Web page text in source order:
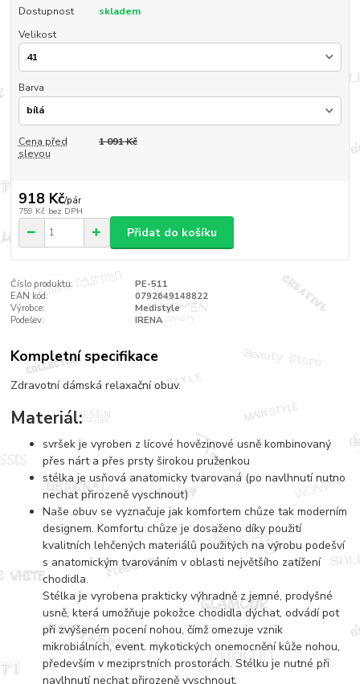
Dostupnost
skladem
Velikost
Barva
Cena před
slevou
1 091 Kč
918 Kč/pár
759 Kč bez DPH
Přidat do košíku
Číslo produktu:
PE-511
EAN kód:
0792649148822
Výrobce:
Medistyle
Podešev:
IRENA
Kompletní specifikace
Zdravotní dámská relaxační obuv.
Materiál:
svršek je vyroben z lícové hovězinové usně kombinovaný
přes nárt a přes prsty širokou pruženkou
stélka je usňová anatomicky tvarovaná (po navlhnutí nutno
nechat přirozeně vyschnout)
Naše obuv se vyznačuje jak komfortem chůze tak moderním
designem. Komfortu chůze je dosaženo díky použití
kvalitních lehčených materiálů použitých na výrobu podešví
s anatomickým tvarováním v oblasti největšího zatížení
chodidla.
Stélka je vyrobena prakticky výhradně z jemné, prodyšné
usně, která umožňuje pokožce chodidla dýchat, odvádí pot
při zvýšeném pocení nohou, čímž omezuje vznik
mikrobiálních, event. mykotických onemocnění kůže nohou,
především v meziprstních prostorách. Stélku je nutné při
navlhnutí nechat přirozeně vyschnout.